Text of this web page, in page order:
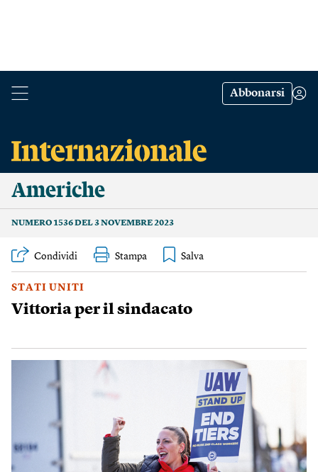
Abbonarsi
Americhe
NUMERO 1536 DEL 3 NOVEMBRE 2023
Condividi Stampa
STATI UNITI
Vittoria per il sindacato